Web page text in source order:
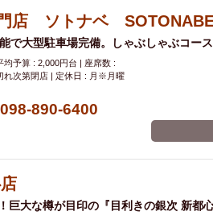
門店 ソトナベ
で大型駐車場完備。しゃぶしゃぶコース
予算 : 2,000円台 | 座席数 :
れ次第閉店 | 定休日 : 月※月曜
098-890-6400
巨大な樽が目印の『目利きの銀次 新都